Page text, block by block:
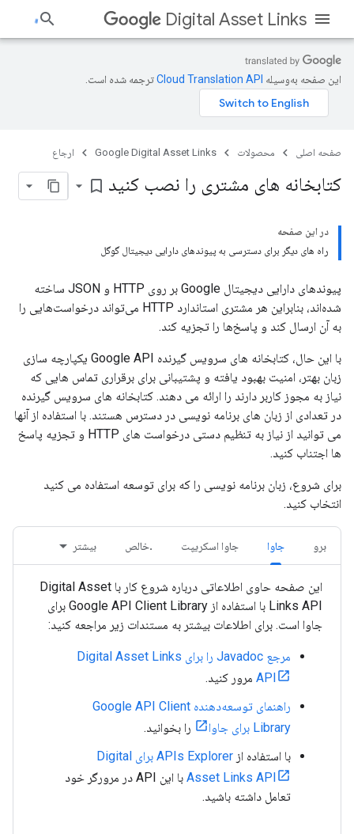
Digital Asset Links
این صفحه به‌وسیله ترجمه شده است.
صفحه اصلی محصولات Google Digital Asset Links ارجاع
کتابخانه های مشتری را نصب کنید bookmark_border
در این صفحه
راه های دیگر برای دسترسی به پیوندهای دارایی دیجیتال گوگل
پیوندهای دارایی دیجیتال Google بر روی HTTP و JSON ساخته
شده‌اند، بنابراین هر مشتری استاندارد HTTP می‌تواند درخواست‌هایی را
به آن ارسال کند و پاسخ‌ها را تجزیه کند.
با این حال، کتابخانه های سرویس گیرنده Google API یکپارچه سازی
زبان بهتر، امنیت بهبود یافته و پشتیبانی برای برقراری تماس هایی که
نیاز به مجوز کاربر دارند را ارائه می دهند. کتابخانه های سرویس گیرنده
در تعدادی از زبان های برنامه نویسی در دسترس هستند. با استفاده از آنها
می توانید از نیاز به تنظیم دستی درخواست های HTTP و تجزیه پاسخ
ها اجتناب کنید.
برای شروع، زبان برنامه نویسی را که برای توسعه استفاده می کنید
انتخاب کنید.
برو جاوا جاوا اسکریپت .خالص بیشتر
این صفحه حاوی اطلاعاتی درباره شروع کار با Digital Asset
Links API با استفاده از Google API Client Library برای
جاوا است. برای اطلاعات بیشتر به مستندات زیر مراجعه کنید:
مرجع Javadoc را برای Digital Asset Links
API مرور کنید.
راهنمای توسعه‌دهنده Google API Client
Library برای جاوا
را بخوانید.
با استفاده از
APIs Explorer برای Digital
Asset Links API
با این API در مرورگر خود
تعامل داشته باشید.